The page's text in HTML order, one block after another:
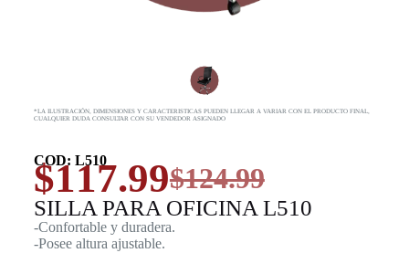
*LA ILUSTRACIÓN, DIMENSIONES Y CARACTERISTICAS PUEDEN LLEGAR A VARIAR CON EL PRODUCTO FINAL,
CUALQUIER DUDA CONSULTAR CON SU VENDEDOR ASIGNADO
COD: L510
$124.99
$117.99
SILLA PARA OFICINA L510
-Confortable y duradera.
-Posee altura ajustable.